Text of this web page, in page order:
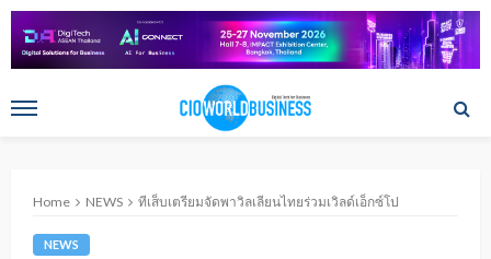
Home NEWS ทีเส็บเตรียมจัดพาวิลเลียนไทยร่วมเวิลด์เอ็กซ์โป
NEWS